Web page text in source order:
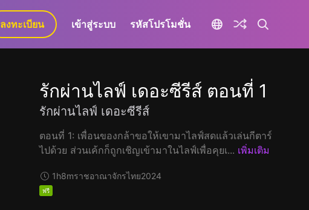
GaLa+
ลงทะเบียน เข้าสู่ระบบ รหัสโปรโมชั่น
รักผ่านไลฟ์ เดอะซีรีส์ ตอนที่ 1
รักผ่านไลฟ์ เดอะซีรีส์
ตอนที่ 1: เพื่อนของกล้าขอให้เขามาไลฟ์สดแล้วเล่นกีตาร์
ไปด้วย ส่วนเค้กก็ถูกเชิญเข้ามาในไลฟ์เพื่อคุยเ... เพิ่มเติม
1h8mราชอาณาจักรไทย2024
ฟรี